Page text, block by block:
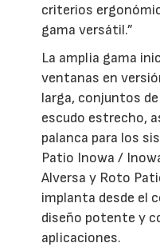
criterios
gama versátil.”
La amplia gama
ventanas en
larga, conjuntos
escudo estrecho,
palanca para los
Patio Inowa /
Alversa y Roto
implanta desde el
diseño potente y
aplicaciones.